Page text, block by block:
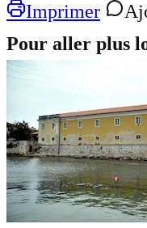
Imprimer
Pour aller plus